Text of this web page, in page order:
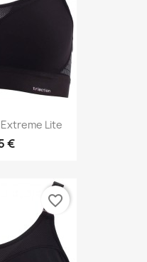
Lite
€
favorite_border